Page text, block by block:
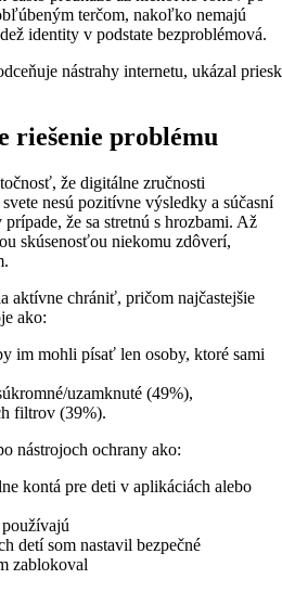
terčom, nakoľko nemajú
identity v podstate bezproblémová.
riešenie problému
že digitálne zručnosti
nesú pozitívne výsledky a súčasní
že sa stretnú s hrozbami. Až
skúsenosťou niekomu zdôverí,
aktívne chrániť, pričom najčastejšie
ako:
im mohli písať len osoby, ktoré sami
uzamknuté (49%),
filtrov (39%).
nástrojoch ochrany ako:
kontá pre deti v aplikáciách alebo
detí som nastavil bezpečné
zablokoval